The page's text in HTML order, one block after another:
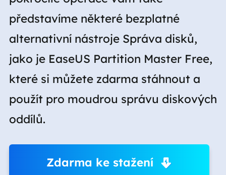
představíme některé bezplatné
alternativní nástroje Správa disků,
jako je EaseUS Partition Master Free,
které si můžete zdarma stáhnout a
použít pro moudrou správu diskových
oddílů.
Zdarma ke stažení